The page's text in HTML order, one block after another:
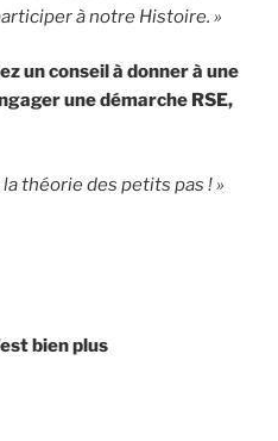
à notre Histoire. »
un conseil à donner à une
une démarche RSE,
théorie des petits pas ! »
bien plus